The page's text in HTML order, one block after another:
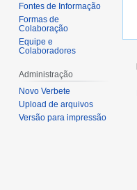
Fontes de Informação
Formas de
Colaboração
Equipe e
Colaboradores
Administração
Novo Verbete
Upload de arquivos
Versão para impressão